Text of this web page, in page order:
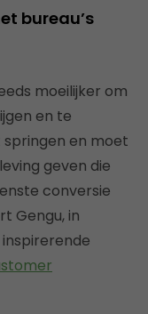
bureau’s
moeilijker om
en te
en moet
geven die
conversie
Gengu, in